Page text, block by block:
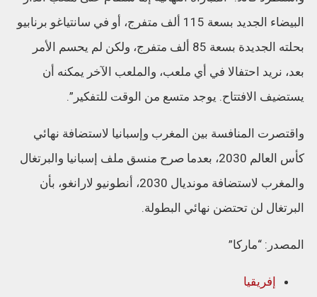
البيضاء الجديد بسعة 115 ألف متفرج، أو في سانتياغو برنابيو
بحلته الجديدة بسعة 85 ألف متفرج، ولكن لم يحسم الأمر
بعد، نريد احتفالا في أي ملعب، والملعب الآخر يمكنه أن
يستضيف الافتتاح. يوجد متسع من الوقت للتفكير”.
واقتصرت المنافسة بين المغرب وإسبانيا لاستضافة نهائي
كأس العالم 2030، بعدما صرح منسق ملف إسبانيا والبرتغال
والمغرب لاستضافة مونديال 2030، أنطونيو لارانغو، بأن
البرتغال لن تحتضن نهائي البطولة.
المصدر: “ماركا”
إفريقيا